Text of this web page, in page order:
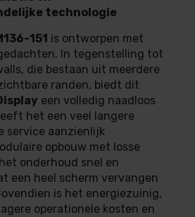
technologie
151 is ontworpen met
In tegenstelling tot
die bestaan uit meerdere
randen, biedt dit
een volledig naadloos
het een veel langere
service aanzienlijk
opbouw met losse
onderhoud snel en
een heel scherm vervangen
is het energiezuinig,
operationele kosten en